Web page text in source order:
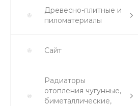
Древесно-плитные и
пиломатериалы
Сайт
Радиаторы
отопления чугунные,
биметаллические,